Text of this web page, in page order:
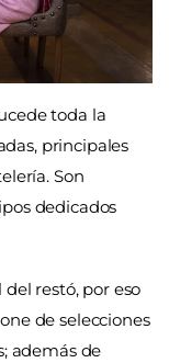
toda la
principales
Son
dedicados
restó, por eso
de selecciones
además de